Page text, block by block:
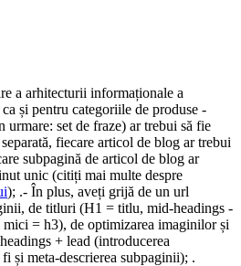
a arhitecturii informaționale a
și pentru categoriile de produse -
urmare: set de fraze) ar trebui să fie
fiecare articol de blog ar trebui
subpagină de articol de blog ar
unic (citiți mai multe despre
); .- În plus, aveți grijă de un url
de titluri (H1 = titlu, mid-headings -
= h3), de optimizarea imaginilor și
+ lead (introducerea
și meta-descrierea subpaginii); .